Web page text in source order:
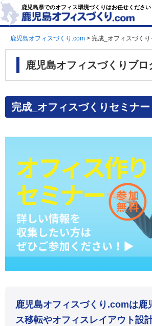
鹿児島県でのオフィス環境づくりはお任せください
鹿児島オフィスづくり.com > 完成_オフィスづくり
鹿児島オフィスづくりブロ
完成_オフィスづくりセミナー
鹿児島オフィスづくり.comは鹿
ス移転やオフィスレイアウト設